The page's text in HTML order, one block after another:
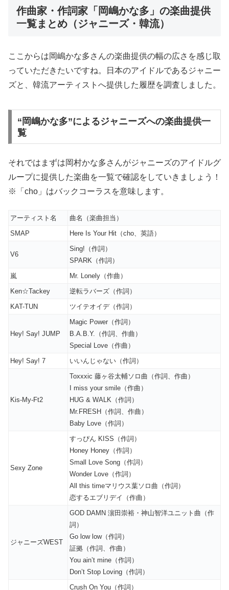
作曲家・作詞家「岡嶋かな多」の楽曲提供
一覧まとめ（ジャニーズ・韓流）
ここからは岡嶋かな多さんの楽曲提供の幅の広さを感じ取
っていただきたいですね。日本のアイドルであるジャニー
ズと、韓流アーティストへ提供した履歴を調査しました。
“岡嶋かな多”によるジャニーズへの楽曲提供一
覧
それではまずは岡村かな多さんがジャニーズのアイドルグ
ループに提供した楽曲を一覧で確認をしていきましょう！
※「cho」はバックコーラスを意味します。
アーティスト名
曲名（楽曲担当）
SMAP
Here Is Your Hit（cho、英語）
V6
Sing!（作詞）
SPARK（作詞）
嵐
Mr. Lonely（作曲）
Ken☆Tackey
逆転ラバーズ（作詞）
KAT-TUN
ツイテオイデ（作詞）
Hey! Say! JUMP
Magic Power（作詞）
B.A.B.Y.（作詞、作曲）
Special Love（作曲）
Hey! Say! 7
いいんじゃない（作詞）
Kis-My-Ft2
Toxxxic 藤ヶ谷太輔ソロ曲（作詞、作曲）
I miss your smile（作曲）
HUG & WALK（作詞）
Mr.FRESH（作詞、作曲）
Baby Love（作詞）
Sexy Zone
すっぴん KISS（作詞）
Honey Honey（作詞）
Small Love Song（作詞）
Wonder Love（作詞）
All this timeマリウス葉ソロ曲（作詞）
恋するエブリデイ（作曲）
ジャニーズWEST
GOD DAMN 濵田崇裕・神山智洋ユニット曲（作
詞）
Go low low（作詞）
証拠（作詞、作曲）
You ain’t mine（作詞）
Don’t Stop Loving（作詞）
Crush On You（作詞）